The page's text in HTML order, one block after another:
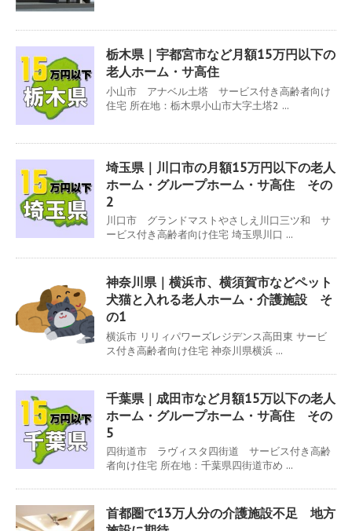
栃木県｜宇都宮市など月額15万円以下の
老人ホーム・サ高住
小山市 アナベル土塔 サービス付き高齢者向け
住宅 所在地：栃木県小山市大字土塔2 ...
埼玉県｜川口市の月額15万円以下の老人
ホーム・グループホーム・サ高住 その
2
川口市 グランドマストやさしえ川口三ツ和 サ
ービス付き高齢者向け住宅 埼玉県川口 ...
神奈川県｜横浜市、横須賀市などペット
犬猫と入れる老人ホーム・介護施設 そ
の1
横浜市 リリィパワーズレジデンス高田東 サービ
ス付き高齢者向け住宅 神奈川県横浜 ...
千葉県｜成田市など月額15万以下の老人
ホーム・グループホーム・サ高住 その
5
四街道市 ラヴィスタ四街道 サービス付き高齢
者向け住宅 所在地：千葉県四街道市め ...
首都圏で13万人分の介護施設不足 地方